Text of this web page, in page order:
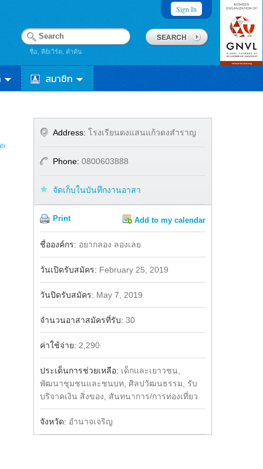
Sign In
ชื่อ, คีย์เวิร์ด, คำค้น
สมาชิก
Address: โรงเรียนดงแสนแก้วดงสำราญ
Phone: 0800603888
จัดเก็บในบันทึกงานอาสา
Print Add to my calendar
Facebook
ชื่อองค์กร: อยากลอง ลองเลย
วันเปิดรับสมัคร: February 25, 2019
วันปิดรับสมัคร: May 7, 2019
จำนวนอาสาสมัครที่รับ: 30
ค่าใช้จ่าย: 2,290
ประเด็นการช่วยเหลือ: เด็กและเยาวชน,
พัฒนาชุมชนและชนบท, ศิลปวัฒนธรรม, รับ
บริจาคเงิน สิ่งของ, สันทนาการ/การท่องเที่ยว
จังหวัด: อำนาจเจริญ